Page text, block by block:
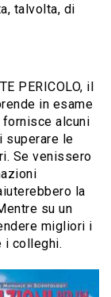
talvolta, di
PERICOLO, il
in esame
alcuni
superare le
Se venissero
la
su un
migliori i
i colleghi.